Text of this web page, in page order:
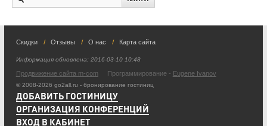
Скидки Отзывы О нас Карта сайта
Информация обновлена: 2016-03-10 10:48
Продвижение сайта m-com Программирование - Eugene Ivanov
© 2008-2026 go2all.ru - бронирование гостиниц
ДОБАВИТЬ ГОСТИНИЦУ
ОРГАНИЗАЦИЯ КОНФЕРЕНЦИЙ
ВХОД В КАБИНЕТ